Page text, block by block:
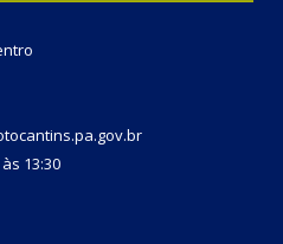
13:30